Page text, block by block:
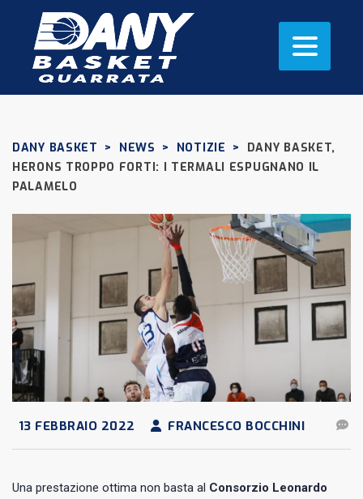
DANY BASKET > NEWS > NOTIZIE >
DANY BASKET,
HERONS TROPPO FORTI: I TERMALI ESPUGNANO IL
PALAMELO
13 FEBBRAIO 2022 FRANCESCO BOCCHINI
Una prestazione ottima non basta al Consorzio Leonardo